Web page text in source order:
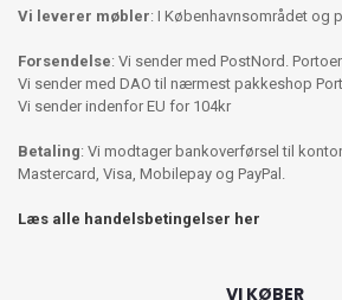
Vi leverer møbler: I Københavnsområdet og
Forsendelse: Vi sender med PostNord.
Vi sender med DAO til nærmest pakkeshop
Vi sender indenfor EU for 104kr
Betaling: Vi modtager bankoverførsel til
Mastercard, Visa, Mobilepay og PayPal.
Læs alle handelsbetingelser her
VI KØBER